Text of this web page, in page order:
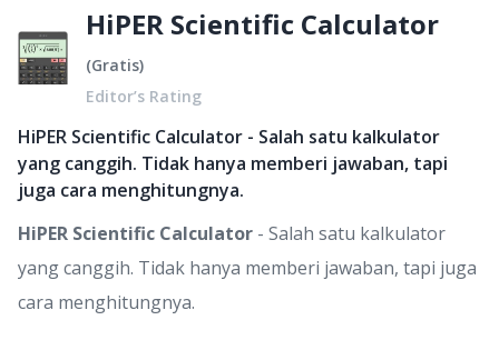
HiPER Scientific Calculator
(Gratis)
Editor’s Rating
HiPER Scientific Calculator - Salah satu kalkulator
yang canggih. Tidak hanya memberi jawaban, tapi
juga cara menghitungnya.
HiPER Scientific Calculator - Salah satu kalkulator
yang canggih. Tidak hanya memberi jawaban, tapi juga
cara menghitungnya.